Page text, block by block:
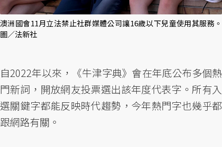
澳洲國會11月立法禁止社群媒體公司讓16歲以下兒童使用其服務。
圖／法新社
自2022年以來，《牛津字典》會在年底公布多個熱
門新詞，開放網友投票選出該年度代表字。所有入
選關鍵字都能反映時代趨勢，今年熱門字也幾乎都
跟網路有關。